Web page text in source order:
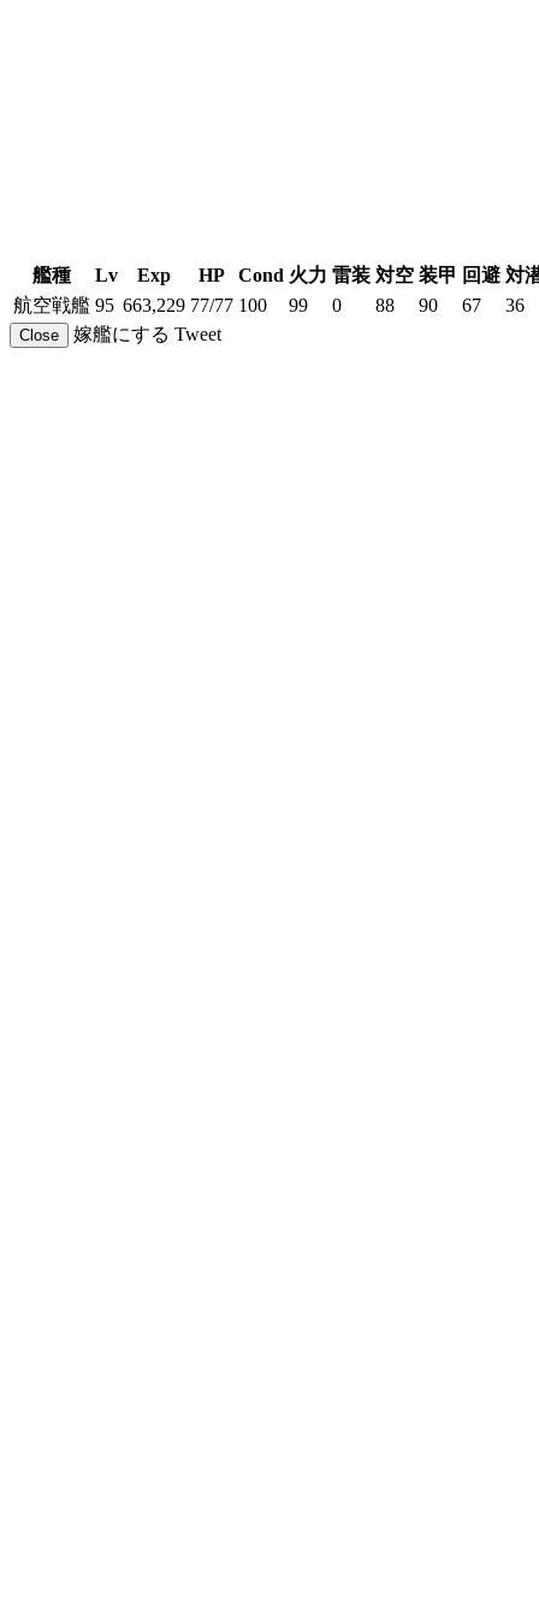
艦種 Lv Exp HP Cond 火力 雷装 対空 装甲 回避 対
航空戦艦 95 663,229 77/77 100 99 0 88 90 67 36
Close 嫁艦にする Tweet